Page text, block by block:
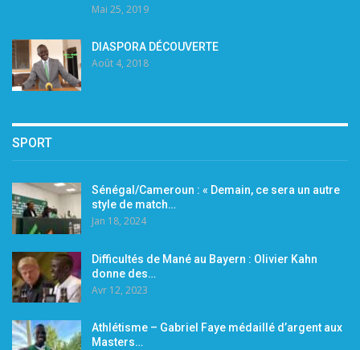
Mai 25, 2019
DIASPORA DÉCOUVERTE
Août 4, 2018
SPORT
Sénégal/Cameroun : « Demain, ce sera un autre
style de match…
Jan 18, 2024
Difficultés de Mané au Bayern : Olivier Kahn
donne des…
Avr 12, 2023
Athlétisme – Gabriel Faye médaillé d’argent aux
Masters…